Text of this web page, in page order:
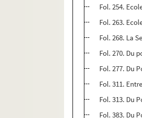
Fol. 254.
Fol. 263.
Fol. 268. La
Fol. 270. Du
Fol. 277. Du
Fol. 311.
Fol. 313. Du
Fol. 383. Du